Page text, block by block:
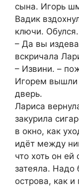
сына. Игорь
Вадик
ключи. Обулся.
– Да вы
вскричала
– Извини. –
Игорем вышли
дверь.
Лариса
закурила
в окно, как
идёт между
что хоть он ей
затеяла. Надо
острова, как